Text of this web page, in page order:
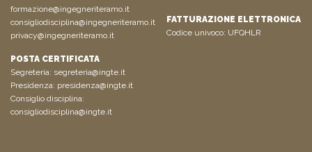
formazione@ingegneriteramo.it
consigliodisciplina@ingegneriteramo.it
privacy@ingegneriteramo.it
POSTA CERTIFICATA
Segreteria: segreteria@ingte.it
Presidenza: presidenza@ingte.it
Consiglio disciplina:
consigliodisciplina@ingte.it
FATTURAZIONE ELETTRONICA
Codice univoco: UFQHLR